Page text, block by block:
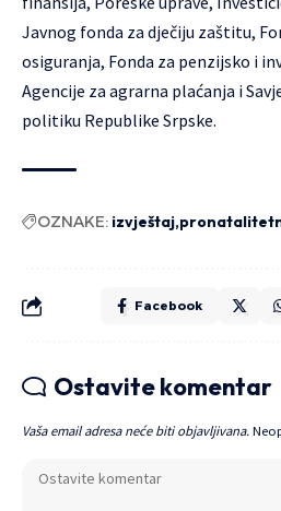
Javnog fonda za dječiju zaštitu,
osiguranja, Fonda za penzijsko i
Agencije za agrarna plaćanja i
politiku Republike Srpske.
OZNAKE: izvještaj
Facebook
Ostavite komentar
Vaša email adresa neće biti objavljivana.